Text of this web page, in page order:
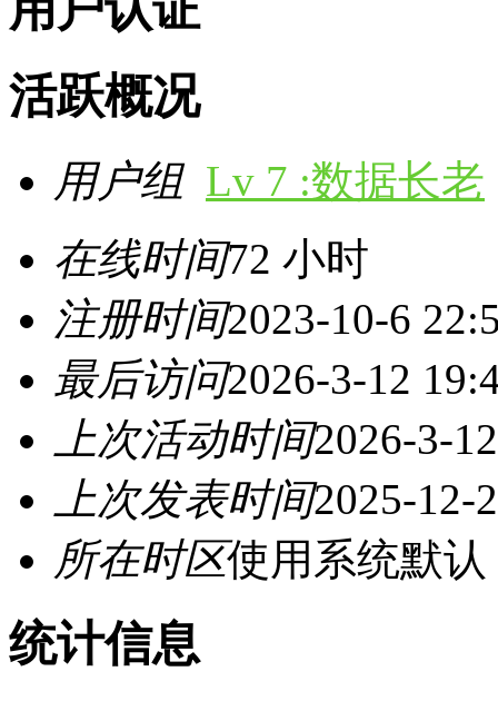
活跃概况
用户组 Lv 7 :数据长老
在线时间72 小时
注册时间2023-10-6
最后访问2026-3-12
上次活动时间2026-3-
上次发表时间2025-12-
所在时区使用系统默认
统计信息